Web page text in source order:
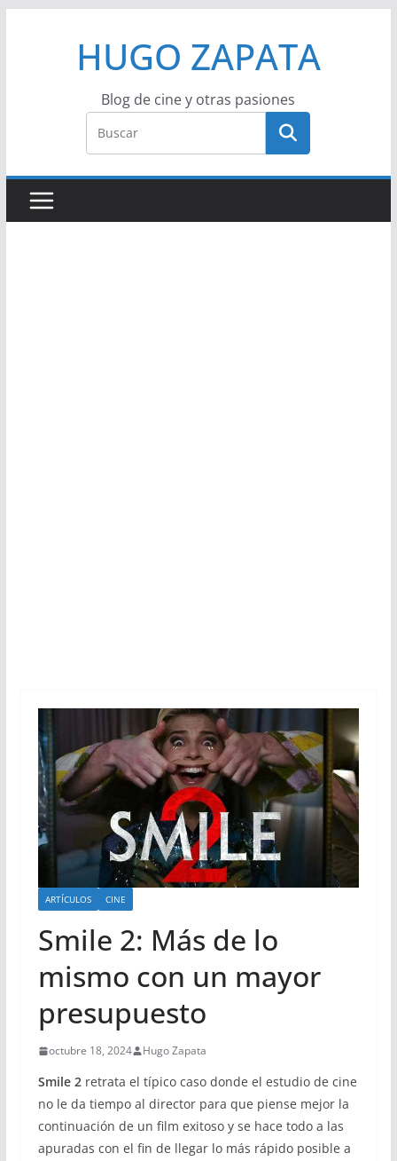
HUGO ZAPATA
Blog de cine y otras pasiones
ARTÍCULOS CINE
Smile 2: Más de lo
mismo con un mayor
presupuesto
octubre 18, 2024 Hugo Zapata
Smile 2retrata el típico caso donde el estudio de cine
no le da tiempo al director para que piense mejor la
continuación de un film exitoso y se hace todo a las
apuradas con el fin de llegar lo más rápido posible a